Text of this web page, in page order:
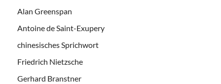
Alan Greenspan
Antoine de Saint-Exupery
chinesisches Sprichwort
Friedrich Nietzsche
Gerhard Branstner